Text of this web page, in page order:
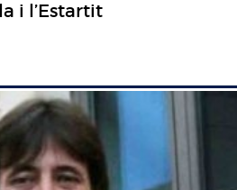
i l’Estartit